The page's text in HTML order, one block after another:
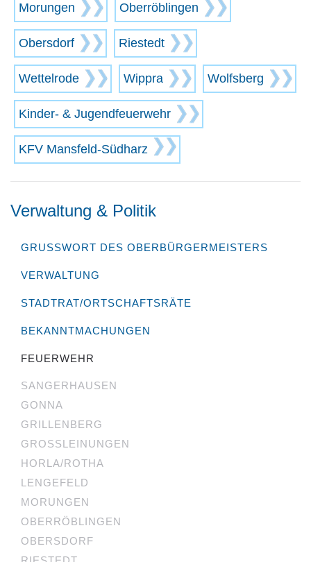
Morungen Oberröblingen
Obersdorf Riestedt
Wettelrode Wippra Wolfsberg
Kinder- & Jugend­feuer­wehr
KFV Mansfeld-Südharz
Verwaltung & Politik
GRUSSWORT DES OBERBÜRGERMEISTERS
VERWALTUNG
STADTRAT/ORTSCHAFTSRÄTE
BEKANNTMACHUNGEN
FEUERWEHR
SANGERHAUSEN
GONNA
GRILLENBERG
GROSSLEINUNGEN
HORLA/ROTHA
LENGEFELD
MORUNGEN
OBERRÖBLINGEN
OBERSDORF